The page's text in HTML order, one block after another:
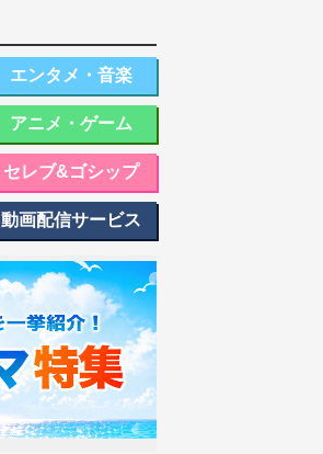
エンタメ・音楽
アニメ・ゲーム
セレブ&ゴシップ
動画配信サービス